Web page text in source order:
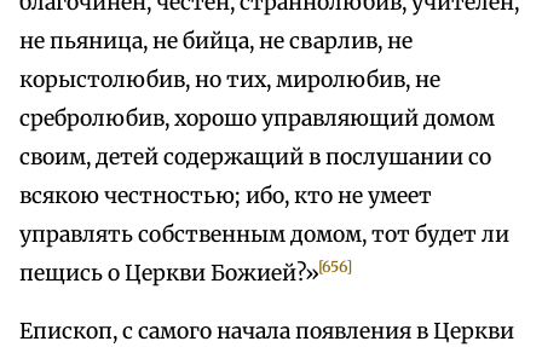
не пьяница, не бийца, не сварлив, не
корыстолюбив, но тих, миролюбив, не
сребролюбив, хорошо управляющий домом
своим, детей содержащий в послушании со
всякою честностью; ибо, кто не умеет
управлять собственным домом, тот будет ли
пещись о Церкви Божией?»[656]
Епископ, с самого начала появления в Церкви